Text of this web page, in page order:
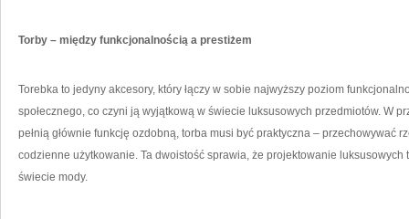
Torby – między funkcjonalnością a prestiżem
Torebka to jedyny akcesory, który łączy w sobie najwyższy poziom
społecznego, co czyni ją wyjątkową w świecie luksusowych przedmiotów. W
pełnią głównie funkcję ozdobną, torba musi być praktyczna – przechowywać
codzienne użytkowanie. Ta dwoistość sprawia, że projektowanie
świecie mody.